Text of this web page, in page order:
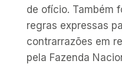
de ofício. Também
regras expressas
contrarrazões em
pela Fazenda